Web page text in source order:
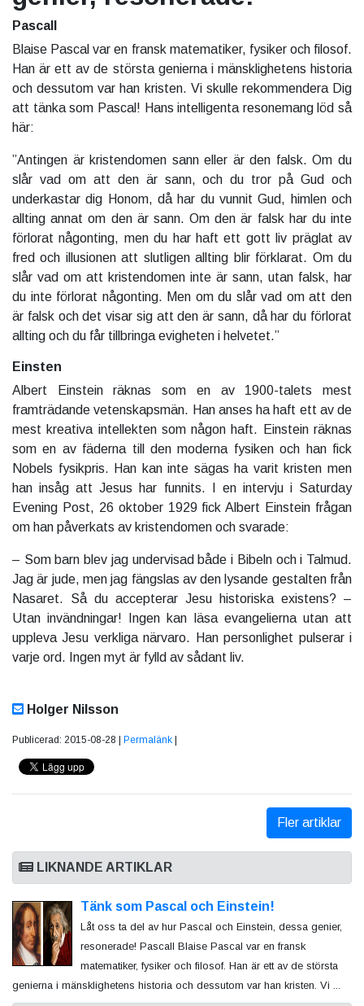
Pascall
Blaise Pascal var en fransk matematiker, fysiker och filosof.
Han är ett av de största genierna i mänsklighetens historia
och dessutom var han kristen. Vi skulle rekommendera Dig
att tänka som Pascal! Hans intelligenta resonemang löd så
här:
”Antingen är kristendomen sann eller är den falsk. Om du
slår vad om att den är sann, och du tror på Gud och
underkastar dig Honom, då har du vunnit Gud, himlen och
allting annat om den är sann. Om den är falsk har du inte
förlorat någonting, men du har haft ett gott liv präglat av
fred och illusionen att slutligen allting blir förklarat. Om du
slår vad om att kristendomen inte är sann, utan falsk, har
du inte förlorat någonting. Men om du slår vad om att den
är falsk och det visar sig att den är sann, då har du förlorat
allting och du får tillbringa evigheten i helvetet.”
Einsten
Albert Einstein räknas som en av 1900-talets mest
framträdande vetenskapsmän. Han anses ha haft ett av de
mest kreativa intellekten som någon haft. Einstein räknas
som en av fäderna till den moderna fysiken och han fick
Nobels fysikpris. Han kan inte sägas ha varit kristen men
han insåg att Jesus har funnits. I en intervju i Saturday
Evening Post, 26 oktober 1929 fick Albert Einstein frågan
om han påverkats av kristendomen och svarade:
– Som barn blev jag undervisad både i Bibeln och i Talmud.
Jag är jude, men jag fängslas av den lysande gestalten från
Nasaret. Så du accepterar Jesu historiska existens? –
Utan invändningar! Ingen kan läsa evangelierna utan att
uppleva Jesu verkliga närvaro. Han personlighet pulserar i
varje ord. Ingen myt är fylld av sådant liv.
Holger Nilsson
Publicerad: 2015-08-28 | Permalänk
Fler artiklar
LIKNANDE ARTIKLAR
Tänk som Pascal och Einstein!
Låt oss ta del av hur Pascal och Einstein, dessa genier,
resonerade! Pascall Blaise Pascal var en fransk
matematiker, fysiker och filosof. Han är ett av de största
genierna i mänsklighetens historia och dessutom var han kristen. Vi ...